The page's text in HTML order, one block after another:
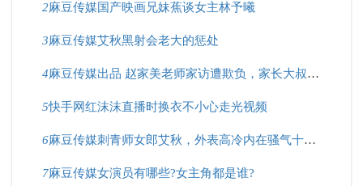
2麻豆传媒国产映画兄妹蕉谈女主林予曦
3麻豆传媒艾秋黑射会老大的惩处
4麻豆传媒出品 赵家美老师家访遭欺负，家长大叔好凶猛！
5快手网红沫沫直播时换衣不小心走光视频
6麻豆传媒刺青师女郎艾秋，外表高冷内在骚气十足？
7麻豆传媒女演员有哪些?女主角都是谁?